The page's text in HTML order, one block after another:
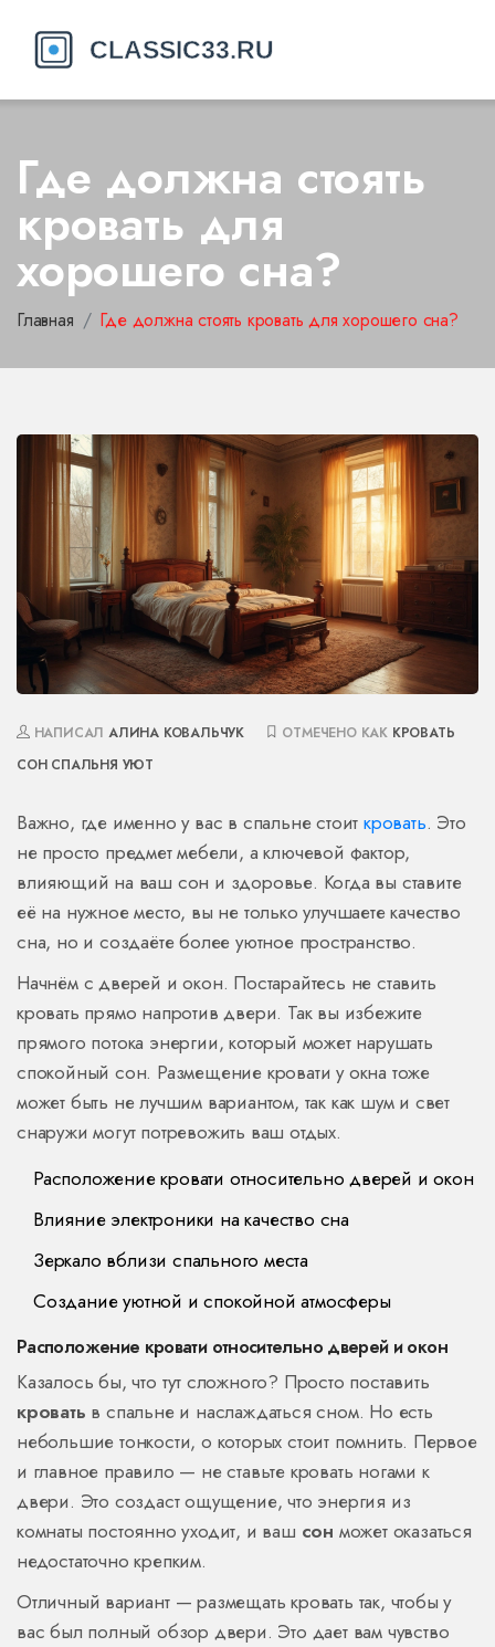
Где должна стоять
кровать для
хорошего сна?
Главная Где должна стоять кровать для хорошего сна?
НАПИСАЛАЛИНА КОВАЛЬЧУК ОТМЕЧЕНО КАК КРОВАТЬ
СОН СПАЛЬНЯ УЮТ
Важно, где именно у вас в спальне стоит кровать. Это
не просто предмет мебели, а ключевой фактор,
влияющий на ваш сон и здоровье. Когда вы ставите
её на нужное место, вы не только улучшаете качество
сна, но и создаёте более уютное пространство.
Начнём с дверей и окон. Постарайтесь не ставить
кровать прямо напротив двери. Так вы избежите
прямого потока энергии, который может нарушать
спокойный сон. Размещение кровати у окна тоже
может быть не лучшим вариантом, так как шум и свет
снаружи могут потревожить ваш отдых.
Расположение кровати относительно дверей и окон
Влияние электроники на качество сна
Зеркало вблизи спального места
Создание уютной и спокойной атмосферы
Расположение кровати относительно дверей и окон
Казалось бы, что тут сложного? Просто поставить
кровать в спальне и наслаждаться сном. Но есть
небольшие тонкости, о которых стоит помнить. Первое
и главное правило — не ставьте кровать ногами к
двери. Это создаст ощущение, что энергия из
комнаты постоянно уходит, и ваш сон может оказаться
недостаточно крепким.
Отличный вариант — размещать кровать так, чтобы у
вас был полный обзор двери. Это дает вам чувство